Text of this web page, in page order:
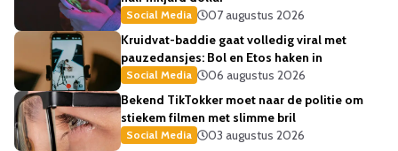
Social Media
07 augustus 2026
Kruidvat-baddie gaat volledig viral met
pauzedansjes: Bol en Etos haken in
Social Media
06 augustus 2026
Bekend TikTokker moet naar de politie om
stiekem filmen met slimme bril
Social Media
03 augustus 2026